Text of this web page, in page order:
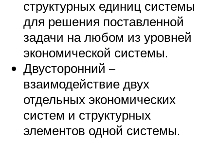
структурных единиц системы
для решения поставленной
задачи на любом из уровней
экономической системы.
Двусторонний –
взаимодействие двух
отдельных экономических
систем и структурных
элементов одной системы.